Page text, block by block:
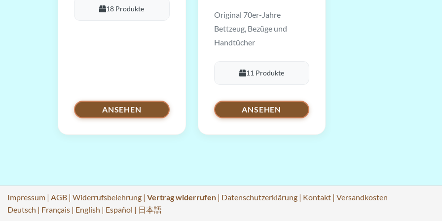
18 Produkte
ANSEHEN
Original 70er-Jahre
Bettzeug, Bezüge und
Handtücher
11 Produkte
ANSEHEN
Impressum | AGB | Widerrufsbelehrung | Vertrag widerrufen | Datenschutzerklärung | Kontakt | Versandkosten
Deutsch | Français | English | Español | 日本語